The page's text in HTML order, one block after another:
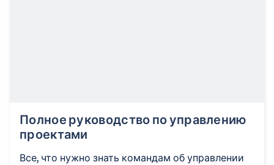
Полное руководство по управлению
проектами
Все, что нужно знать командам об управлении